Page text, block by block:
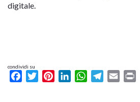
digitale.
condividi su
FacebookTwitterPinterestLinkedInWhatsAppTelegram
Email